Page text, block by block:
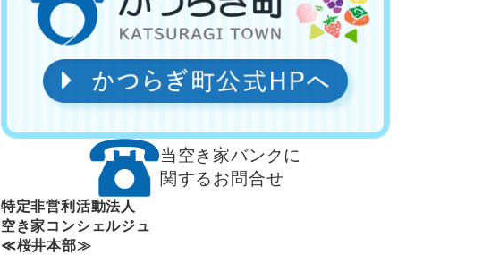
当空き家バンクに
関するお問合せ
特定非営利活動法人
空き家コンシェルジュ
≪桜井本部≫